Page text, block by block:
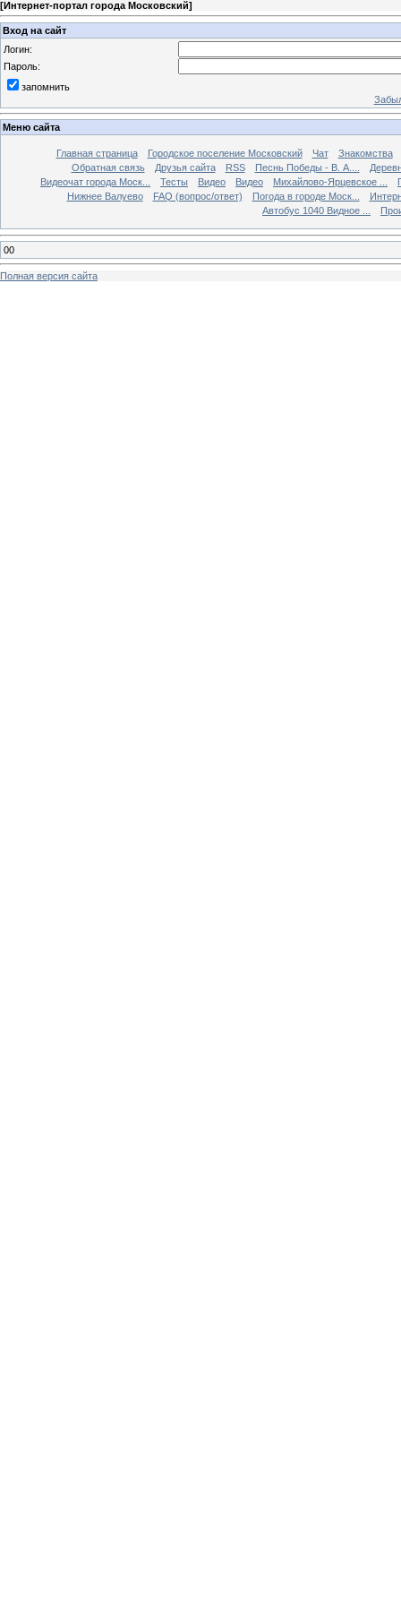
[Интернет-портал города Московский]
Вход на сайт
Логин:
Пароль:
запомнить
Меню сайта
Главная страница Городское поселение Московский Чат
Знакомства
Обратная связь
Друзья сайта RSS Песнь Победы - В. А....
Видеочат города Моск...
Тесты Видео Видео Михайлово-Ярцевское ...
Нижнее Валуево
FAQ (вопрос/ответ) Погода в городе Моск...
Автобус 1040 Видное ...
00
Полная версия сайта